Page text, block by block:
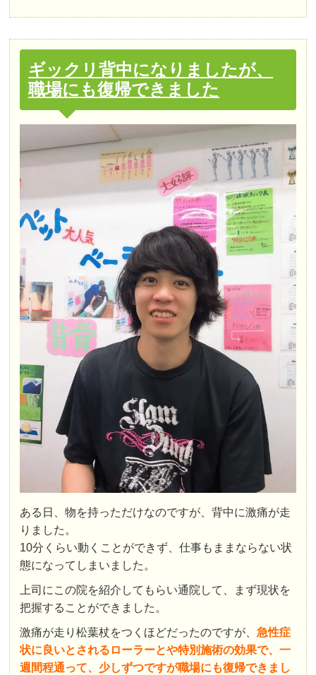
ギックリ背中になりましたが、
職場にも復帰できました
ある日、物を持っただけなのですが、背中に激痛が走
りました。
10分くらい動くことができず、仕事もままならない状
態になってしまいました。
上司にこの院を紹介してもらい通院して、まず現状を
把握することができました。
激痛が走り松葉杖をつくほどだったのですが、急性症
状に良いとされるローラーとや特別施術の効果で、一
週間程通って、少しずつですが職場にも復帰できまし